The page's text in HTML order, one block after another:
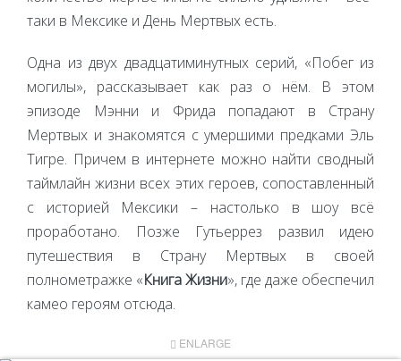
таки в Мексике и День Мертвых есть.
Одна из двух двадцатиминутных серий, «Побег из
могилы», рассказывает как раз о нём. В этом
эпизоде Мэнни и Фрида попадают в Страну
Мертвых и знакомятся с умершими предками Эль
Тигре. Причем в интернете можно найти сводный
таймлайн жизни всех этих героев, сопоставленный
с историей Мексики – настолько в шоу всё
проработано. Позже Гутьеррез развил идею
путешествия в Страну Мертвых в своей
полнометражке «Книга Жизни», где даже обеспечил
камео героям отсюда.
ENLARGE